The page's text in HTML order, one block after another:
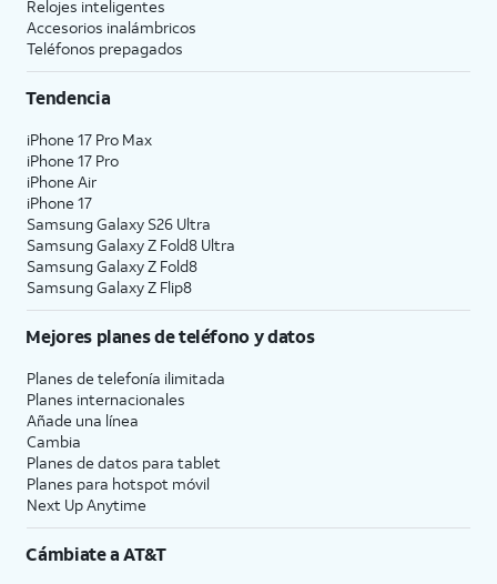
Relojes inteligentes
Accesorios inalámbricos
Teléfonos prepagados
Tendencia
iPhone 17 Pro Max
iPhone 17 Pro
iPhone Air
iPhone 17
Samsung Galaxy S26 Ultra
Samsung Galaxy Z Fold8 Ultra
Samsung Galaxy Z Fold8
Samsung Galaxy Z Flip8
Mejores planes de teléfono y datos
Planes de telefonía ilimitada
Planes internacionales
Añade una línea
Cambia
Planes de datos para tablet
Planes para hotspot móvil
Next Up Anytime
Cámbiate aAT&T